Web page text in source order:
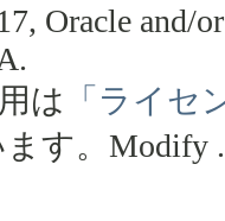
Oracle and/
は 「ライセ
す。 Modify